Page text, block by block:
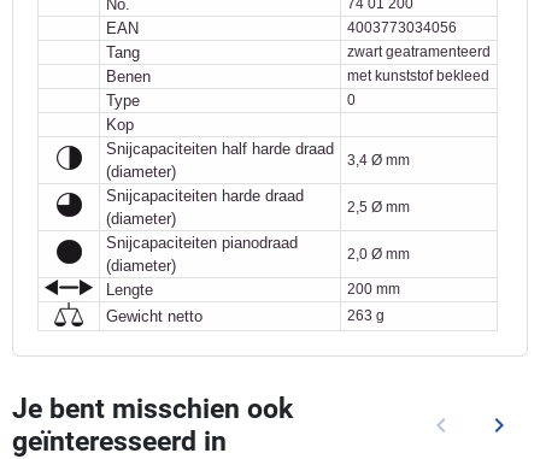
No.
EAN 4003773034056
Tang zwart geatramenteerd
Benen met kunststof bekleed
Type 0
Kop
Snijcapaciteiten half harde draad
(diameter)
3,4 Ø mm
Snijcapaciteiten harde draad
(diameter)
2,5 Ø mm
Snijcapaciteiten pianodraad
(diameter)
2,0 Ø mm
Lengte 200 mm
Gewicht netto 263 g
Je bent misschien ook
geïnteresseerd in
Vorige
keyboard_arrow_left keyboard_arrow_right